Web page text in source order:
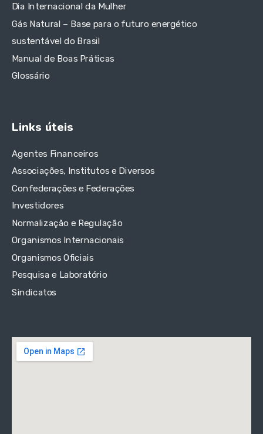
Dia Internacional da Mulher
Gás Natural – Base para o futuro energético
sustentável do Brasil
Manual de Boas Práticas
Glossário
Links úteis
Agentes Financeiros
Associações, Institutos e Diversos
Confederações e Federações
Investidores
Normalização e Regulação
Organismos Internacionais
Organismos Oficiais
Pesquisa e Laboratório
Sindicatos